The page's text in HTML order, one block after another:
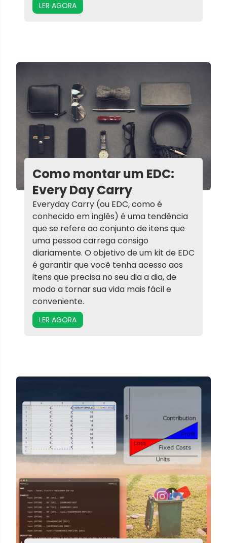
LER AGORA
Como montar um EDC:
Every Day Carry
Everyday Carry (ou EDC, como é
conhecido em inglês) é uma tendência
que se refere ao conjunto de itens que
uma pessoa carrega consigo
diariamente. O objetivo de um kit de EDC
é garantir que você tenha acesso aos
itens que precisa no seu dia a dia, de
modo a tornar sua vida mais fácil e
conveniente.
LER AGORA